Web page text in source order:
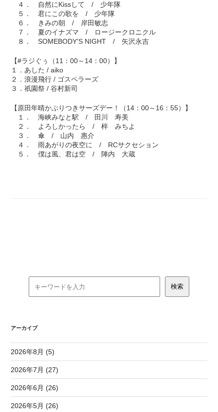
４． 自然にKissして / 少年隊
５． 君にこの歌を / 少年隊
６． きみの朝 / 岸田敏志
７． 夏のイナズマ / ロージークロニクル
８． SOMEBODY'S NIGHT / 矢沢永吉
【#ラジぐぅ（11：00～14：00）】
１．あした / aiko
２．浪漫飛行 / ゴスペラーズ
３．祇園祭 / 谷村新司
【原田年晴かぶりつきサーズデー！（14：00～16：55）】
１． 海峡みなと駅 / 田川 寿美
２． よろしかったら / 梓 みちよ
３． 傘 / 山内 惠介
４． 雨あがりの夜空に / RCサクセション
５． 僕は風、君は空 / 陣内 大蔵
アーカイブ
2026年8月 (5)
2026年7月 (27)
2026年6月 (26)
2026年5月 (26)